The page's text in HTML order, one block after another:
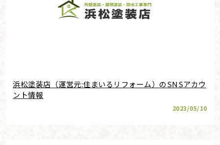
浜松塗装店（運営元:住まいるリフォーム）のSNSアカウ
ント情報
2023/05/10